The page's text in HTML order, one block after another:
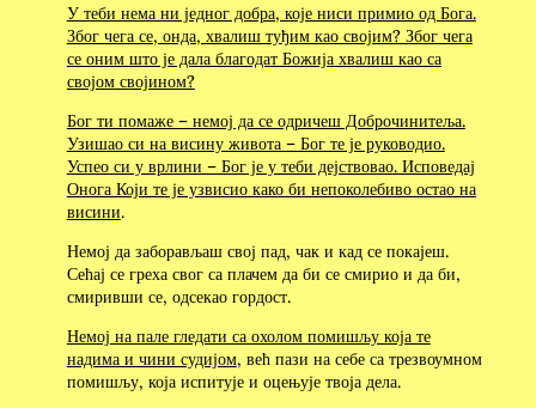
У теби нема ни једног добра, које ниси примио од Бога.
Због чега се, онда, хвалиш туђим као својим? Због чега
се оним што је дала благодат Божија хвалиш као са
својом својином?
Бог ти помаже – немој да се одричеш Доброчинитеља.
Узишао си на висину живота – Бог те је руководио.
Успео си у врлини – Бог је у теби дејствовао. Исповедај
Онога Који те је узвисио како би непоколебиво остао на
висини.
Немој да заборављаш свој пад, чак и кад се покајеш.
Сећај се греха свог са плачем да би се смирио и да би,
смиривши се, одсекао гордост.
Немој на пале гледати са охолом помишљу која те
надима и чини судијом, већ пази на себе са трезвоумном
помишљу, која испитује и оцењује твоја дела.